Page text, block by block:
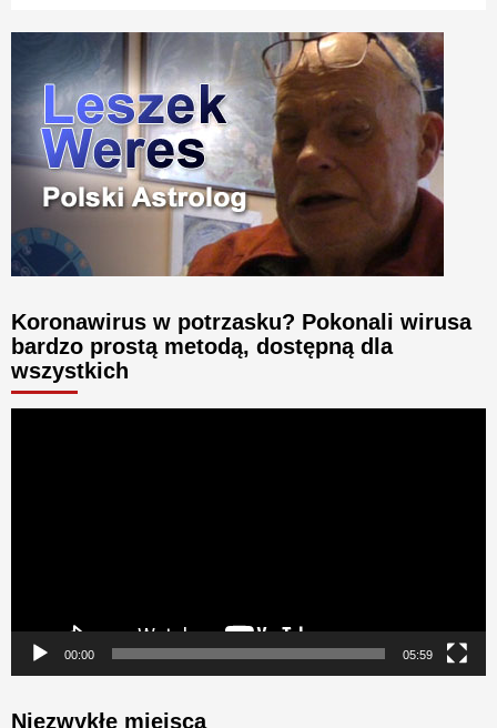
Koronawirus w potrzasku? Pokonali wirusa
bardzo prostą metodą, dostępną dla
wszystkich
00:00 05:59
Niezwykłe miejsca